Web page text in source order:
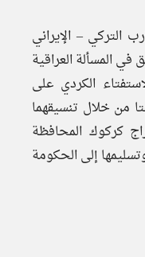
التركي – الإيراني
المسألة العراقية
الكردي على
2017 واستطاعتا من خلال تنسيقهما
كركوك المحافظة
إلى الحكومة